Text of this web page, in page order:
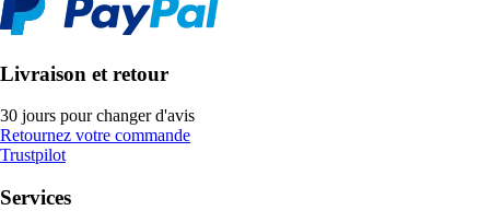
Livraison et retour
30 jours pour changer d'avis
Retournez votre commande
Trustpilot
Services